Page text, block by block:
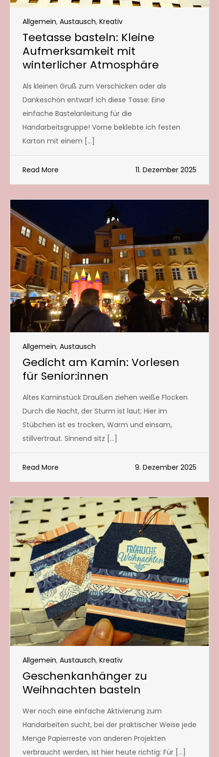
Allgemein, Austausch, Kreativ
Teetasse basteln: Kleine
Aufmerksamkeit mit
winterlicher Atmosphäre
Als kleinen Gruß zum Verschicken oder als
Dankeschön entwarf ich diese Tasse: Eine
einfache Bastelanleitung für die
Handarbeitsgruppe! Vorne beklebte ich festen
Karton mit einem […]
Read More 11. Dezember 2025
Allgemein, Austausch
Gedicht am Kamin: Vorlesen
für Senior:innen
Altes Kaminstück Draußen ziehen weiße Flocken
Durch die Nacht, der Sturm ist laut; Hier im
Stübchen ist es trocken, Warm und einsam,
stillvertraut. Sinnend sitz […]
Read More 9. Dezember 2025
Allgemein, Austausch, Kreativ
Geschenkanhänger zu
Weihnachten basteln
Wer noch eine einfache Aktivierung zum
Handarbeiten sucht, bei der praktischer Weise jede
Menge Papierreste von anderen Projekten
verbraucht werden, ist hier heute richtig: Für […]